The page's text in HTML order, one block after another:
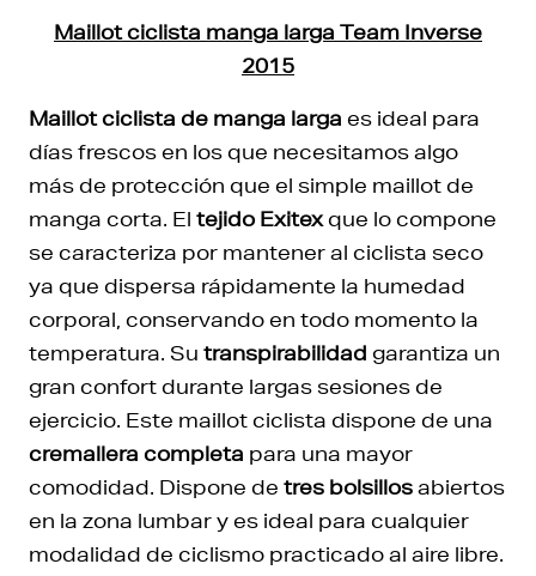
Maillot ciclista manga larga Team Inverse
2015
Maillot ciclista de manga larga es ideal para
días frescos en los que necesitamos algo
más de protección que el simple maillot de
manga corta. El tejido Exitexque lo compone
se caracteriza por mantener al ciclista seco
ya que dispersa rápidamente la humedad
corporal, conservando en todo momento la
temperatura. Su transpirabilidad garantiza un
gran confort durante largas sesiones de
ejercicio. Este maillot ciclista dispone de una
cremallera completa para una mayor
comodidad. Dispone de tres bolsillosabiertos
en la zona lumbar y es ideal para cualquier
modalidad de ciclismo practicado al aire libre.